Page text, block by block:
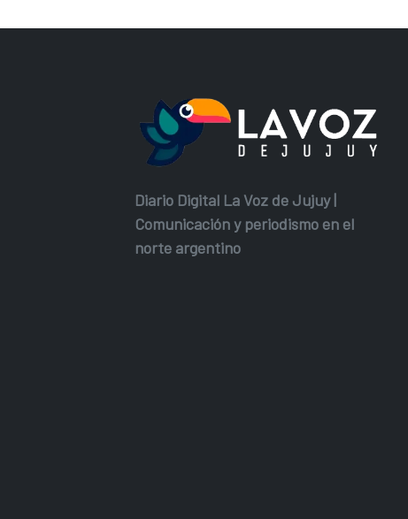
Diario Digital La Voz de Jujuy |
Comunicación y periodismo en el
norte argentino